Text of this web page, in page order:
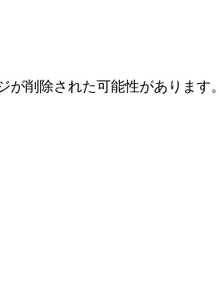
削除された可能性があります。